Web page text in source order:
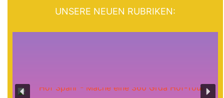
UNSERE NEUEN RUBRIKEN: